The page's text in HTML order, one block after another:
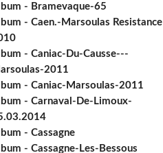
- Bramevaque-65
- Caen.-Marsoulas Resistance
- Caniac-Du-Causse---
2011
- Caniac-Marsoulas-2011
- Carnaval-De-Limoux-
- Cassagne
- Cassagne-Les-Bessous